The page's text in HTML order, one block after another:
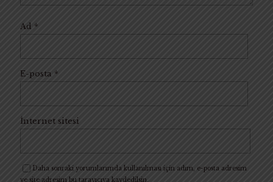
Ad *
E-posta *
İnternet sitesi
Daha sonraki yorumlarımda kullanılması için adım, e-posta adresim
ve site adresim bu tarayıcıya kaydedilsin.